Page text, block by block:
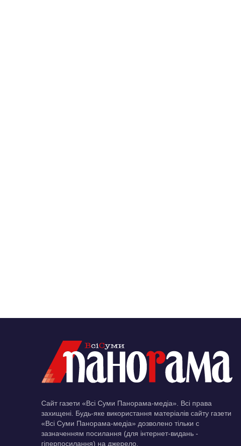
Сайт газети «Всі Суми Панорама-медіа». Всі права
захищені. Будь-яке використання матеріалів сайту газети
«Всі Суми Панорама-медіа» дозволено тільки c
зазначенням посилання (для інтернет-видань -
гіперпосилання) на джерело.